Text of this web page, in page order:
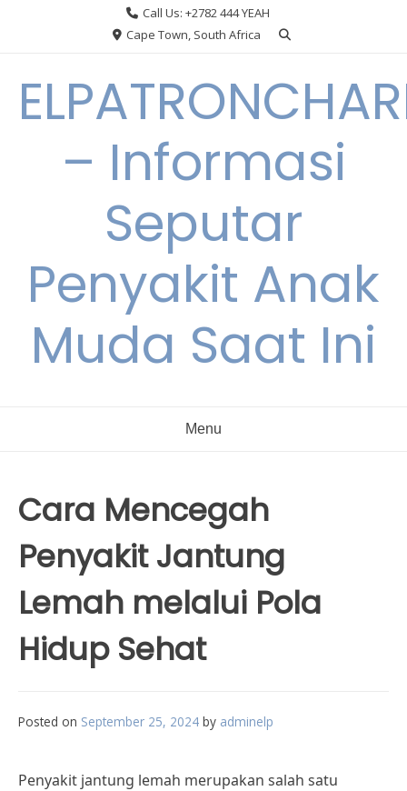
Call Us: +2782 444 YEAH
Cape Town, South Africa
– Informasi
Seputar
Penyakit Anak
Muda Saat Ini
Menu
Cara Mencegah
Penyakit Jantung
Lemah melalui Pola
Hidup Sehat
Posted on September 25, 2024 by adminelp
Penyakit jantung lemah merupakan salah satu